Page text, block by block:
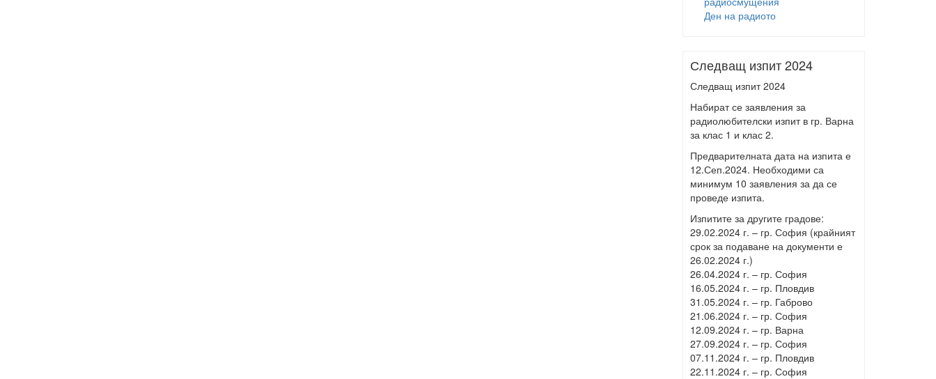
Ден на радиото
Следващ изпит 2024
Следващ изпит 2024
Набират се заявления за
радиолюбителски изпит в гр. Варна
за клас 1 и клас 2.
Предварителната дата на изпита е
12.Сеп.2024. Необходими са
минимум 10 заявления за да се
проведе изпита.
Изпитите за другите градове:
29.02.2024 г. – гр. София (крайният
срок за подаване на документи е
26.02.2024 г.)
26.04.2024 г. – гр. София
16.05.2024 г. – гр. Пловдив
31.05.2024 г. – гр. Габрово
21.06.2024 г. – гр. София
12.09.2024 г. – гр. Варна
27.09.2024 г. – гр. София
07.11.2024 г. – гр. Пловдив
22.11.2024 г. – гр. София